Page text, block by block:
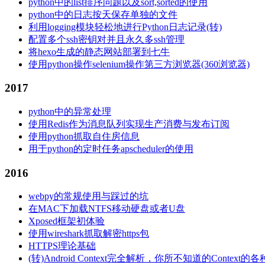
python中的日志按天保存单独的文件
利用logging模块轻松地进行Python日志记录(转)
配置多个ssh密钥对并且永久多ssh管理
将hexo生成的静态网站部署到七牛
使用python操作selenium操作第三方浏览器(360浏览器)
2017
python中的异常处理
使用Redis作为消息队列实现生产消费与发布订阅
使用python抓取自住房信息
用于python的定时任务apscheduler的使用
2016
webpy的常规使用与踩过的坑
在MAC下加载NTFS移动硬盘或者U盘
Xposed框架初体验
使用wireshark抓取解密https包
HTTPS理论基础
(转)Android Context完全解析，你所不知道的Context的各